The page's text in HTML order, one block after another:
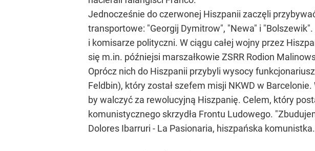
Jednocześnie do czerwonej Hiszpanii zaczęli
transportowe: "Georgij Dymitrow", "Newa" i
i komisarze polityczni. W ciągu całej wojny przez
się m.in. późniejsi marszałkowie ZSRR Rodion
Oprócz nich do Hiszpanii przybyli wysocy
Feldbin), który został szefem misji NKWD w
by walczyć za rewolucyjną Hiszpanię. Celem, który
komunistycznego skrzydła Frontu Ludowego.
Dolores Ibarruri - La Pasionaria, hiszpańska komunistka.